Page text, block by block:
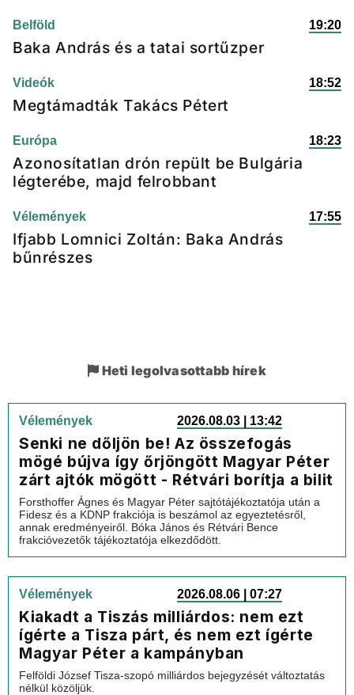
Belföld 19:20
Baka András és a tatai sortűzper
Videók 18:52
Megtámadták Takács Pétert
Európa 18:23
Azonosítatlan drón repült be Bulgária
légterébe, majd felrobbant
Vélemények 17:55
Ifjabb Lomnici Zoltán: Baka András
bűnrészes
Heti legolvasottabb hírek
Vélemények 2026.08.03 | 13:42
Senki ne dőljön be! Az összefogás
mögé bújva így őrjöngött Magyar Péter
zárt ajtók mögött - Rétvári borítja a bilit
Forsthoffer Ágnes és Magyar Péter sajtótájékoztatója után a
Fidesz és a KDNP frakciója is beszámol az egyeztetésről,
annak eredményeiről. Bóka János és Rétvári Bence
frakcióvezetők tájékoztatója elkezdődött.
Vélemények 2026.08.06 | 07:27
Kiakadt a Tiszás milliárdos: nem ezt
ígérte a Tisza párt, és nem ezt ígérte
Magyar Péter a kampányban
Felföldi József Tisza-szopó milliárdos bejegyzését változtatás
nélkül közöljük.